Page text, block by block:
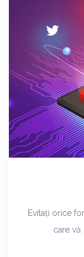
Evitați orice
care vă